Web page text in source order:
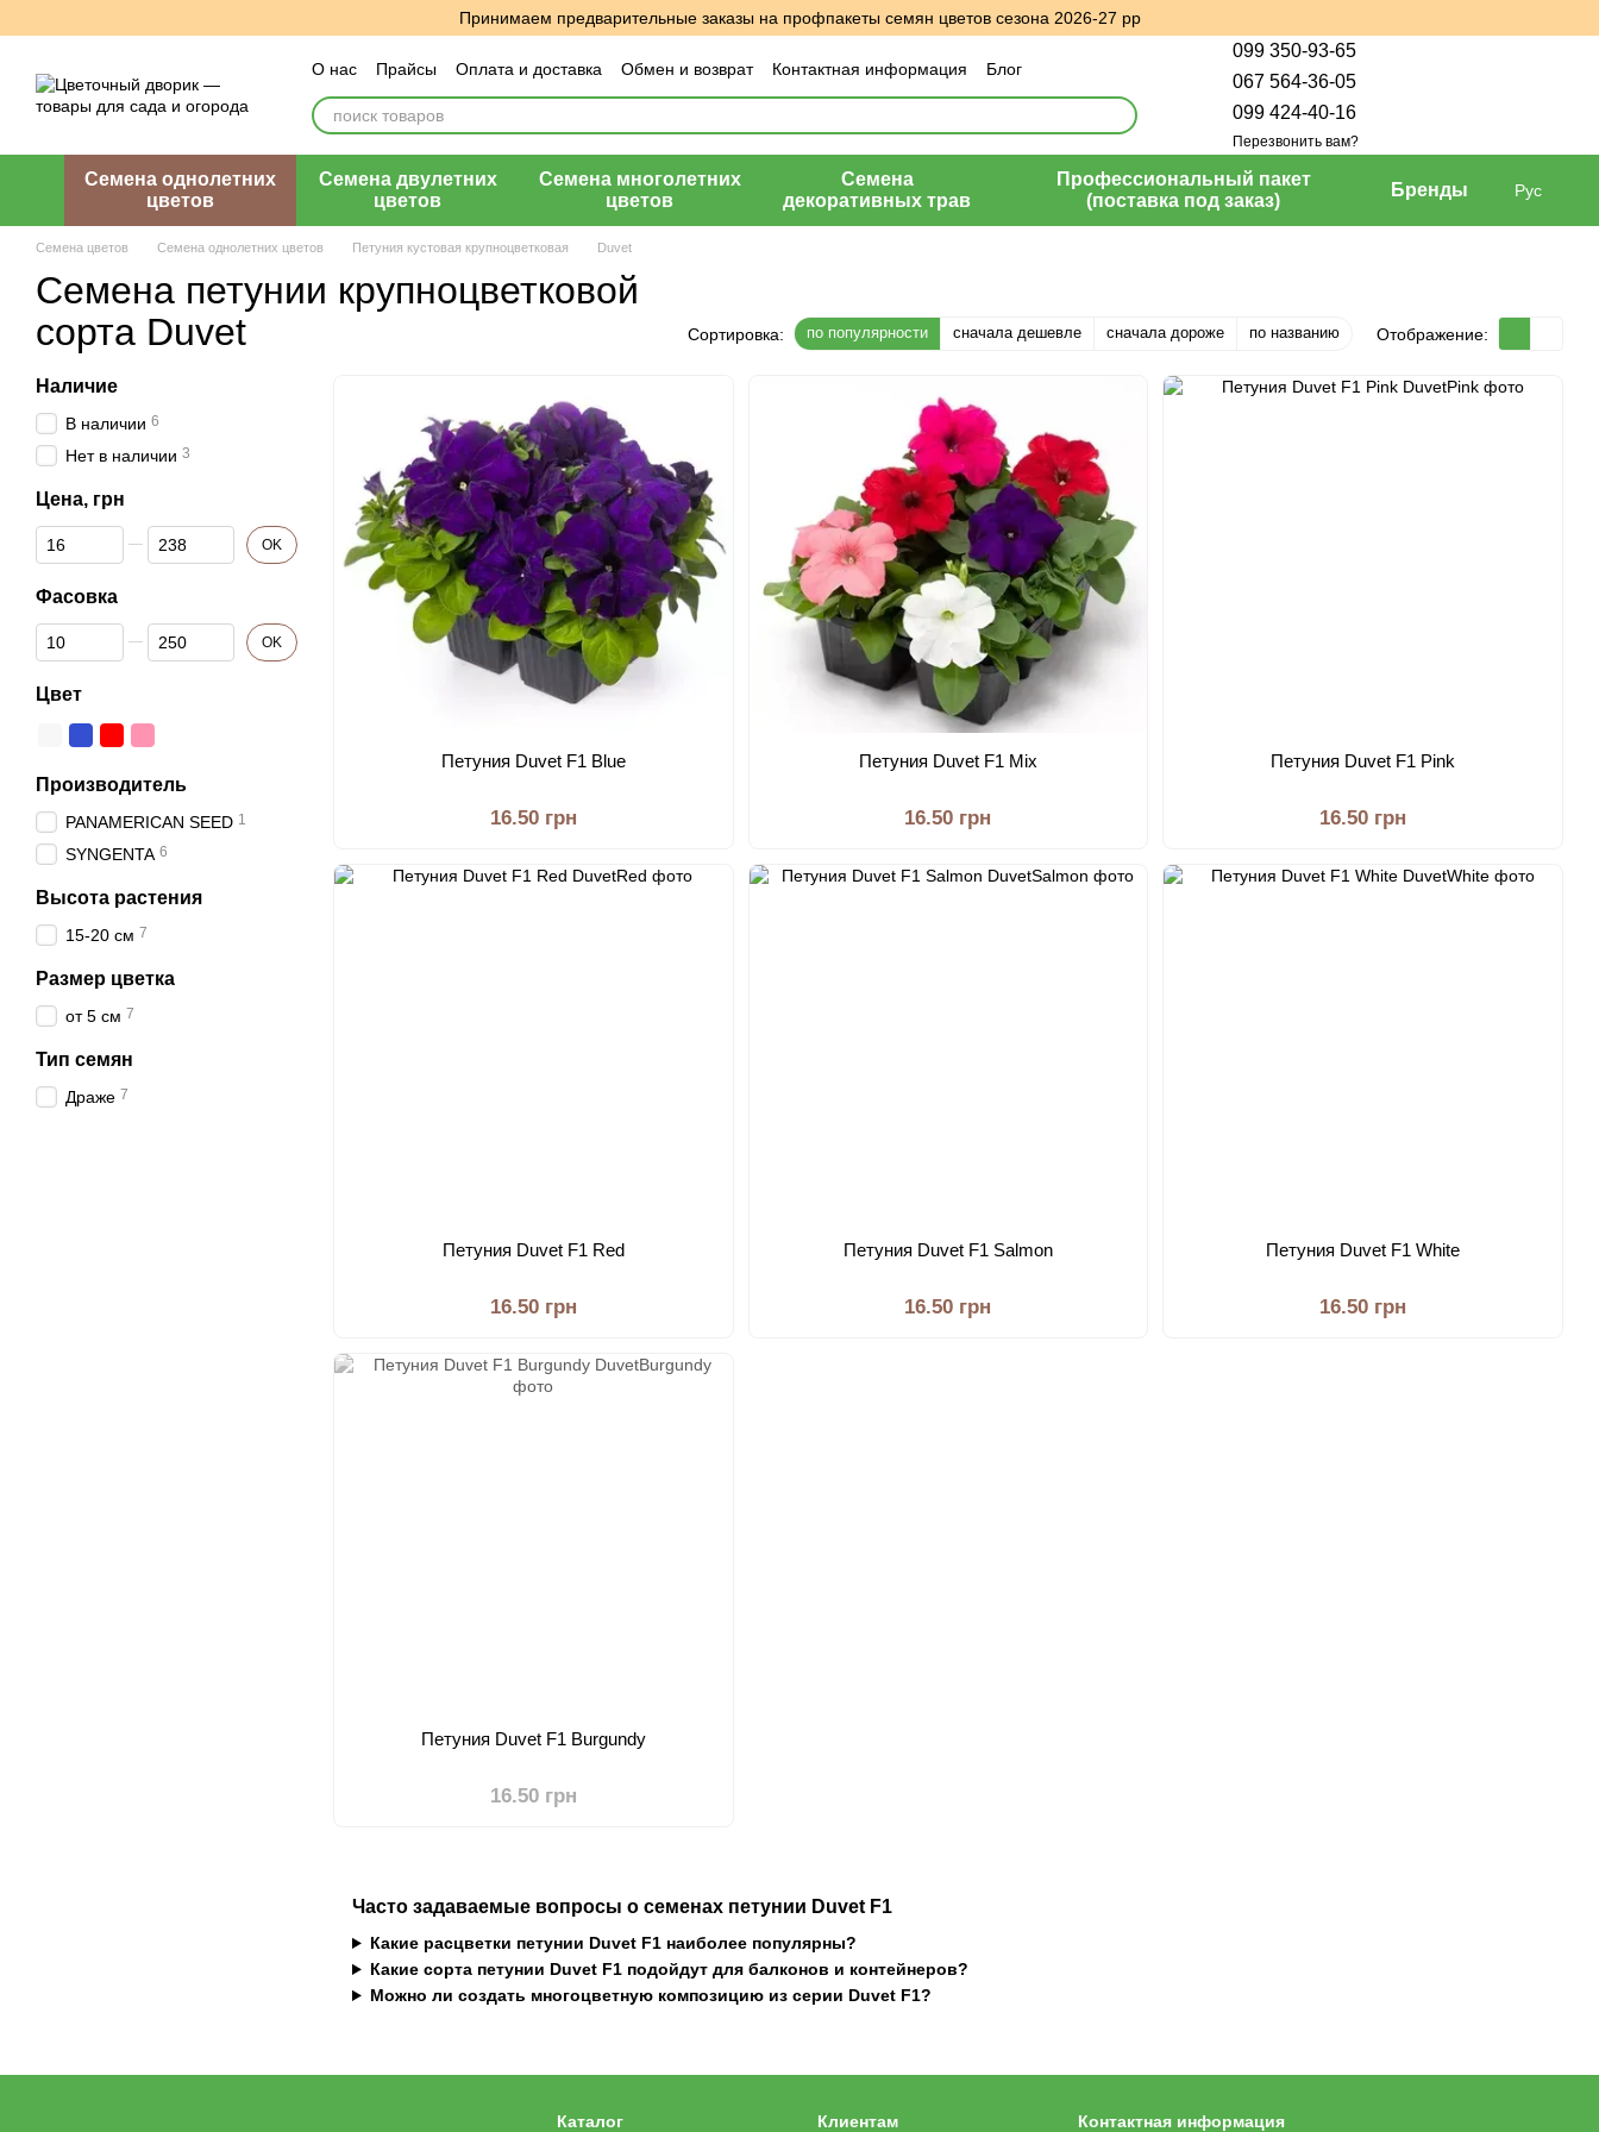
Принимаем предварительные заказы на профпакеты семян цветов сезона 2026-27 рр
О нас Прайсы Оплата и доставка Обмен и возврат Контактная информация
Блог
Пользовательское соглашение
Отзывы о магазине
099 350-93-65
067 564-36-05
099 424-40-16
Перезвонить вам?
Семена однолетних
цветов
Семена двулетних
цветов
Семена многолетних
цветов
Семена
декоративных трав
Профессиональный пакет
(поставка под заказ)
Бренды Рус
Семена цветов Семена однолетних цветов Петуния кустовая крупноцветковая Duvet
Семена петунии крупноцветковой
сорта Duvet
Сортировка: по популярности сначала дешевле сначала дороже по названию Отображение:
Часто задаваемые вопросы о семенах петунии Duvet F1
Какие расцветки петунии Duvet F1 наиболее популярны?
Какие сорта петунии Duvet F1 подойдут для балконов и контейнеров?
Можно ли создать многоцветную композицию из серии Duvet F1?
Петуния Duvet F1 Blue
16.50 грн
Петуния Duvet F1 Mix
16.50 грн
Петуния Duvet F1 Pink
16.50 грн
Петуния Duvet F1 Red
16.50 грн
Петуния Duvet F1 Salmon
16.50 грн
Петуния Duvet F1 White
16.50 грн
Петуния Duvet F1 Burgundy
16.50 грн
Наличие
В наличии 6
Нет в наличии 3
Цена, грн
От Цена, грн
До Цена, грн OK
Фасовка
От Фасовка
До Фасовка OK
Цвет
Производитель
PANAMERICAN SEED 1
SYNGENTA 6
Высота растения
15-20 см 7
Размер цветка
от 5 см 7
Тип семян
Драже 7
Каталог Клиентам Контактная информация